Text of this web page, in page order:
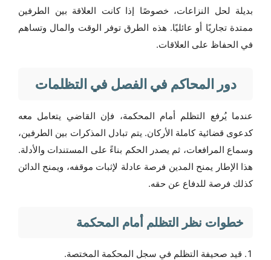
بديلة لحل النزاعات، خصوصًا إذا كانت العلاقة بين الطرفين
ممتدة تجاريًا أو عائليًا. هذه الطرق توفر الوقت والمال وتساهم
في الحفاظ على العلاقات.
دور المحاكم في الفصل في التظلمات
عندما يُرفع التظلم أمام المحكمة، فإن القاضي يتعامل معه
كدعوى قضائية كاملة الأركان. يتم تبادل المذكرات بين الطرفين،
وسماع المرافعات، ثم يصدر الحكم بناءً على المستندات والأدلة.
هذا الإطار يمنح المدين فرصة عادلة لإثبات موقفه، ويمنح الدائن
كذلك فرصة للدفاع عن حقه.
خطوات نظر التظلم أمام المحكمة
قيد صحيفة التظلم في سجل المحكمة المختصة.